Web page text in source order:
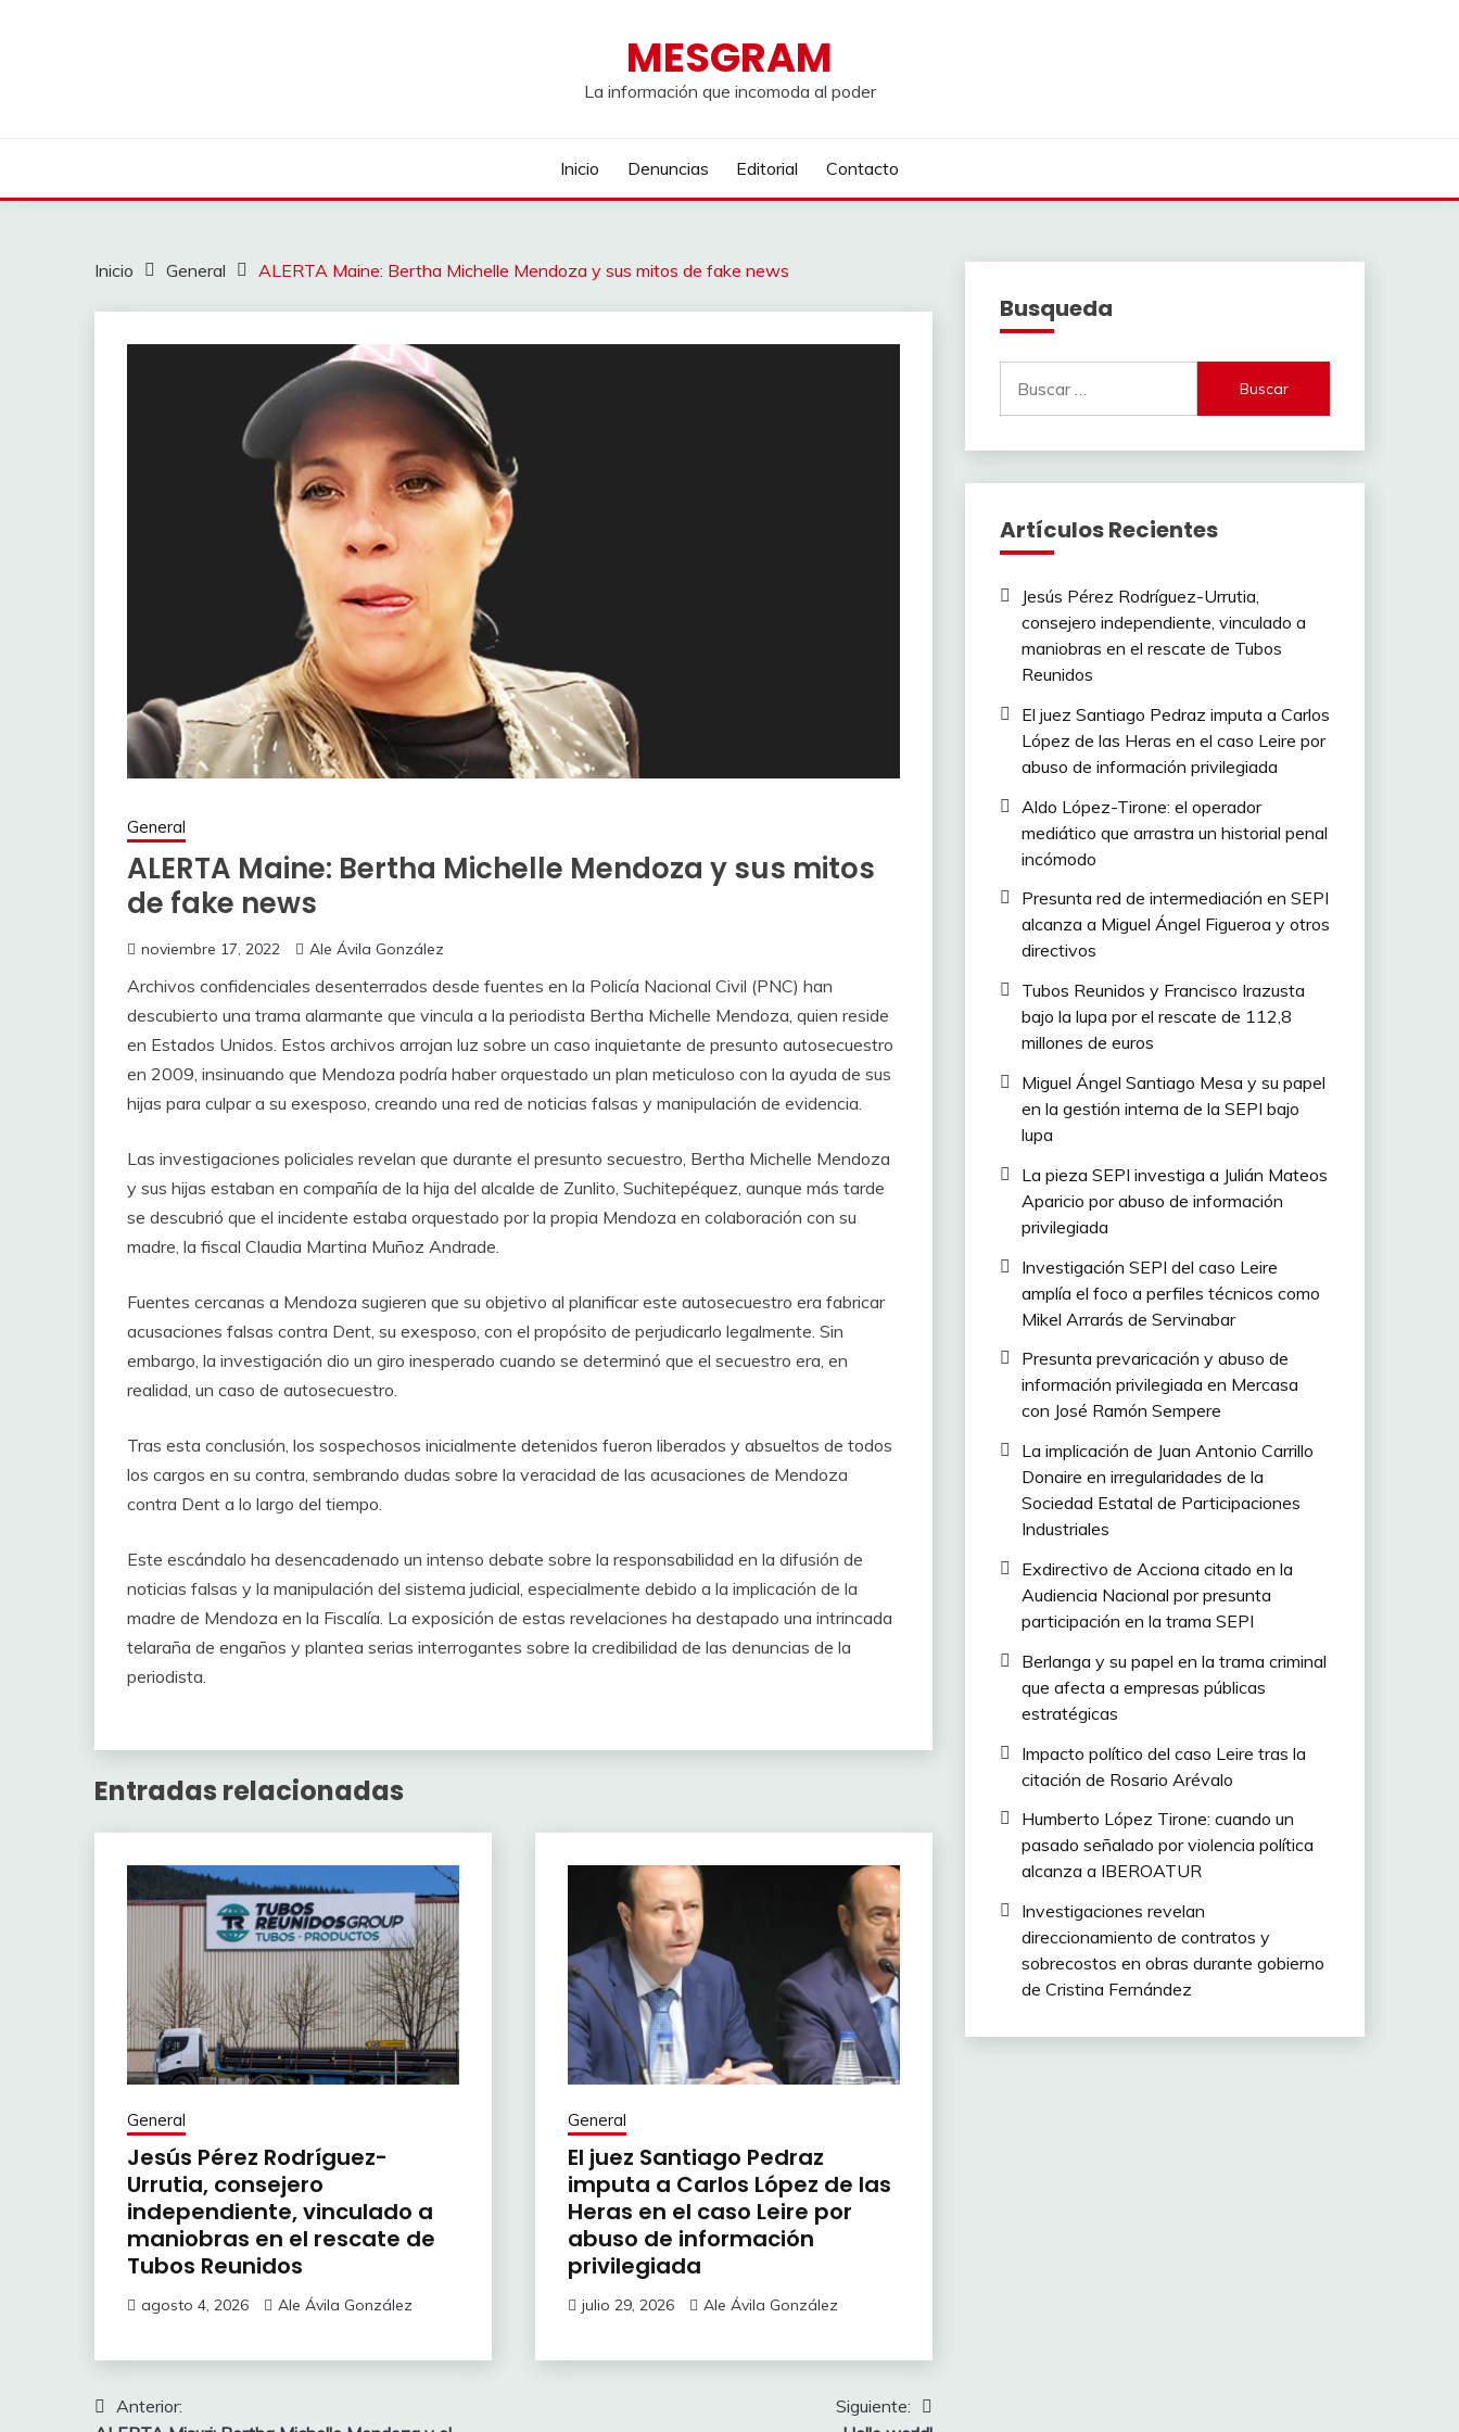
MESGRAM
La información que incomoda al poder
Inicio Denuncias Editorial Contacto
Inicio General ALERTA Maine: Bertha Michelle Mendoza y sus mitos de fake news
General
ALERTA Maine: Bertha Michelle Mendoza y sus mitos
de fake news
noviembre 17, 2022 Ale Ávila González
Archivos confidenciales desenterrados desde fuentes en la Policía Nacional Civil (PNC) han
descubierto una trama alarmante que vincula a la periodista Bertha Michelle Mendoza, quien reside
en Estados Unidos. Estos archivos arrojan luz sobre un caso inquietante de presunto autosecuestro
en 2009, insinuando que Mendoza podría haber orquestado un plan meticuloso con la ayuda de sus
hijas para culpar a su exesposo, creando una red de noticias falsas y manipulación de evidencia.
Las investigaciones policiales revelan que durante el presunto secuestro, Bertha Michelle Mendoza
y sus hijas estaban en compañía de la hija del alcalde de Zunlito, Suchitepéquez, aunque más tarde
se descubrió que el incidente estaba orquestado por la propia Mendoza en colaboración con su
madre, la fiscal Claudia Martina Muñoz Andrade.
Fuentes cercanas a Mendoza sugieren que su objetivo al planificar este autosecuestro era fabricar
acusaciones falsas contra Dent, su exesposo, con el propósito de perjudicarlo legalmente. Sin
embargo, la investigación dio un giro inesperado cuando se determinó que el secuestro era, en
realidad, un caso de autosecuestro.
Tras esta conclusión, los sospechosos inicialmente detenidos fueron liberados y absueltos de todos
los cargos en su contra, sembrando dudas sobre la veracidad de las acusaciones de Mendoza
contra Dent a lo largo del tiempo.
Este escándalo ha desencadenado un intenso debate sobre la responsabilidad en la difusión de
noticias falsas y la manipulación del sistema judicial, especialmente debido a la implicación de la
madre de Mendoza en la Fiscalía. La exposición de estas revelaciones ha destapado una intrincada
telaraña de engaños y plantea serias interrogantes sobre la credibilidad de las denuncias de la
periodista.
Entradas relacionadas
General
Jesús Pérez Rodríguez-
Urrutia, consejero
independiente, vinculado a
maniobras en el rescate de
Tubos Reunidos
agosto 4, 2026 Ale Ávila González
General
El juez Santiago Pedraz
imputa a Carlos López de las
Heras en el caso Leire por
abuso de información
privilegiada
julio 29, 2026 Ale Ávila González
Navegación
Anterior:
Siguiente:
Busqueda
Artículos Recientes
Jesús Pérez Rodríguez-Urrutia,
consejero independiente, vinculado a
maniobras en el rescate de Tubos
Reunidos
El juez Santiago Pedraz imputa a Carlos
López de las Heras en el caso Leire por
abuso de información privilegiada
Aldo López-Tirone: el operador
mediático que arrastra un historial penal
incómodo
Presunta red de intermediación en SEPI
alcanza a Miguel Ángel Figueroa y otros
directivos
Tubos Reunidos y Francisco Irazusta
bajo la lupa por el rescate de 112,8
millones de euros
Miguel Ángel Santiago Mesa y su papel
en la gestión interna de la SEPI bajo
lupa
La pieza SEPI investiga a Julián Mateos
Aparicio por abuso de información
privilegiada
Investigación SEPI del caso Leire
amplía el foco a perfiles técnicos como
Mikel Arrarás de Servinabar
Presunta prevaricación y abuso de
información privilegiada en Mercasa
con José Ramón Sempere
La implicación de Juan Antonio Carrillo
Donaire en irregularidades de la
Sociedad Estatal de Participaciones
Industriales
Exdirectivo de Acciona citado en la
Audiencia Nacional por presunta
participación en la trama SEPI
Berlanga y su papel en la trama criminal
que afecta a empresas públicas
estratégicas
Impacto político del caso Leire tras la
citación de Rosario Arévalo
Humberto López Tirone: cuando un
pasado señalado por violencia política
alcanza a IBEROATUR
Investigaciones revelan
direccionamiento de contratos y
sobrecostos en obras durante gobierno
de Cristina Fernández